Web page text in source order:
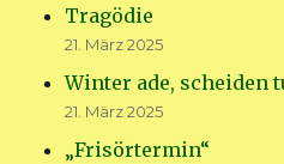
Tragödie
21. März 2025
Winter ade, scheiden
21. März 2025
„Frisörtermin“